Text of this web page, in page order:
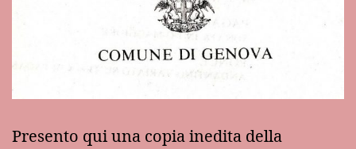
Presento qui una copia inedita della